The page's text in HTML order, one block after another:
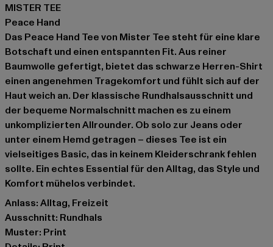
MISTER TEE
Peace Hand
Das Peace Hand Tee von Mister Tee steht für eine klare
Botschaft und einen entspannten Fit. Aus reiner
Baumwolle gefertigt, bietet das schwarze Herren-Shirt
einen angenehmen Tragekomfort und fühlt sich auf der
Haut weich an. Der klassische Rundhalsausschnitt und
der bequeme Normalschnitt machen es zu einem
unkomplizierten Allrounder. Ob solo zur Jeans oder
unter einem Hemd getragen – dieses Tee ist ein
vielseitiges Basic, das in keinem Kleiderschrank fehlen
sollte. Ein echtes Essential für den Alltag, das Style und
Komfort mühelos verbindet.
Anlass: Alltag, Freizeit
Ausschnitt: Rundhals
Muster: Print